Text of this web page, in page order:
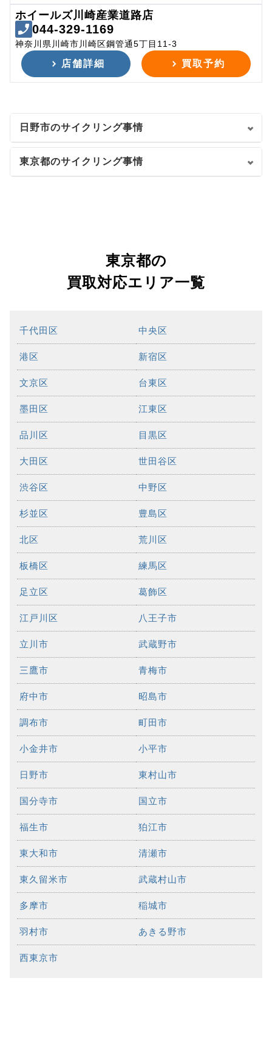
ホイールズ川崎産業道路店
044-329-1169
神奈川県川崎市川崎区鋼管通5丁目11-3
店舗詳細 買取予約
日野市のサイクリング事情
東京都のサイクリング事情
東京都の
買取対応エリア一覧
千代田区 中央区
港区 新宿区
文京区 台東区
墨田区 江東区
品川区 目黒区
大田区 世田谷区
渋谷区 中野区
杉並区 豊島区
北区 荒川区
板橋区 練馬区
足立区 葛飾区
江戸川区 八王子市
立川市 武蔵野市
三鷹市 青梅市
府中市 昭島市
調布市 町田市
小金井市 小平市
日野市 東村山市
国分寺市 国立市
福生市 狛江市
東大和市 清瀬市
東久留米市 武蔵村山市
多摩市 稲城市
羽村市 あきる野市
西東京市